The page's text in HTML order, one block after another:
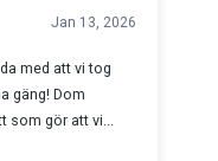
Jan 13, 2026
med att vi tog
gäng! Dom
som gör att vi...